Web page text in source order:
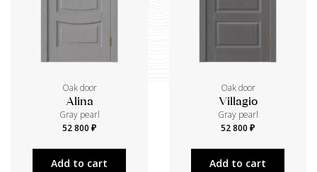
Oak door
Alina
Gray pearl
52 800 ₽
Add to cart
Oak door
Villagio
Gray pearl
52 800 ₽
Add to cart